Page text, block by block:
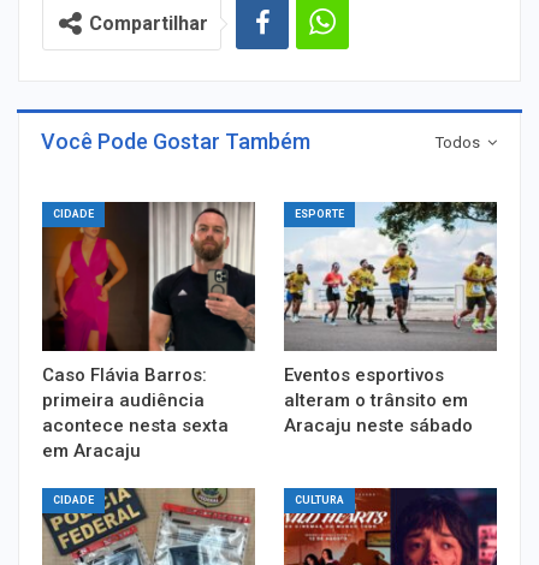
Compartilhar
Todos
Você Pode Gostar Também
CIDADE
Caso Flávia Barros:
primeira audiência
acontece nesta sexta
em Aracaju
ESPORTE
Eventos esportivos
alteram o trânsito em
Aracaju neste sábado
CIDADE CULTURA